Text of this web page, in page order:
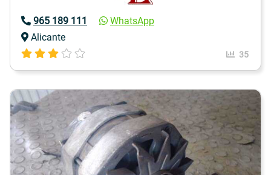
965 189 111
WhatsApp
Alicante
35